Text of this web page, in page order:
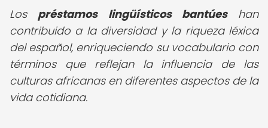
Los préstamos lingüísticos bantúeshan
contribuido a la diversidad y la riqueza léxica
del español, enriqueciendo su vocabulario con
términos que reflejan la influencia de las
culturas africanas en diferentes aspectos de la
vida cotidiana.